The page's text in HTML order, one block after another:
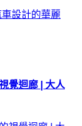
覺迴廊 | 大人